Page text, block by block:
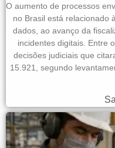
O aumento de processos
no Brasil está relacionado
dados, ao avanço da
incidentes digitais. Entre
decisões judiciais que
15.921, segundo